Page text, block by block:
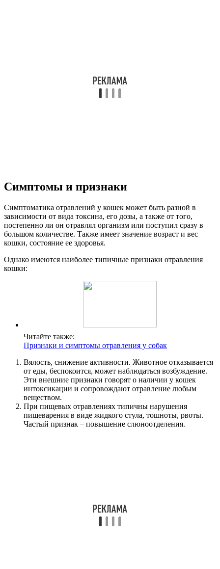
Симптомы и признаки
Симптоматика отравлений у кошек может быть разной в
зависимости от вида токсина, его дозы, а также от того,
постепенно ли он отравлял организм или поступил сразу в
большом количестве. Также имеет значение возраст и вес
кошки, состояние ее здоровья.
Однако имеются наиболее типичные признаки отравления
кошки:
Читайте также:
Признаки и симптомы отравления у собак
Вялость, снижение активности. Животное отказывается
от еды, беспокоится, может наблюдаться возбуждение.
Эти внешние признаки говорят о наличии у кошек
интоксикации и сопровождают отравление любым
веществом.
При пищевых отравлениях типичны нарушения
пищеварения в виде жидкого стула, тошноты, рвоты.
Частый признак – повышение слюноотделения.